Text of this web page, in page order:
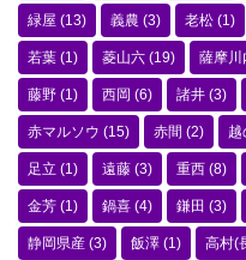
緑屋 (13) 義農 (3) 老松 (1)
若葉 (1) 菱山六 (19) 薩摩川
藤野 (1) 西岡 (6) 諸井 (3)
赤マルソウ (15) 赤間 (2) 越
足立 (1) 遠藤 (3) 重西 (8)
金芳 (1) 鍋喜 (4) 鎌田 (3)
静岡県産 (3) 飯澤 (1) 高村(